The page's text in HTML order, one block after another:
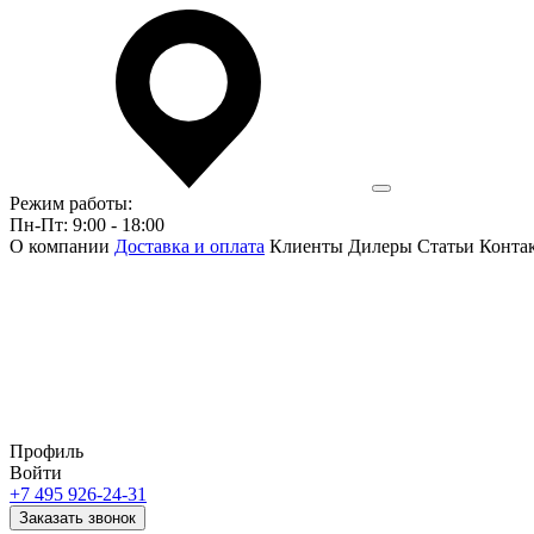
Режим работы:
Пн-Пт: 9:00 - 18:00
О компании Доставка и оплата Клиенты Дилеры Статьи
Профиль
Войти
+7 495 926-24-31
Заказать звонок